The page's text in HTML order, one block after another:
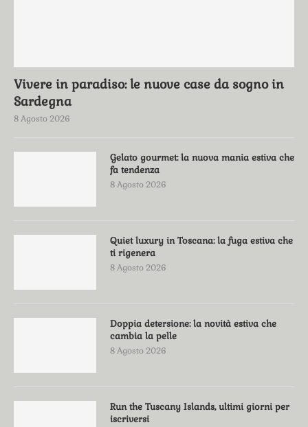
Vivere in paradiso: le nuove case da sogno in
Sardegna
8 Agosto 2026
Gelato gourmet: la nuova mania estiva che
fa tendenza
8 Agosto 2026
Quiet luxury in Toscana: la fuga estiva che
ti rigenera
8 Agosto 2026
Doppia detersione: la novità estiva che
cambia la pelle
8 Agosto 2026
Run the Tuscany Islands, ultimi giorni per
iscriversi